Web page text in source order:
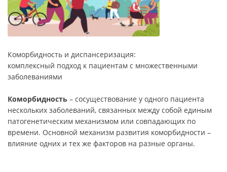
Коморбидность и диспансеризация:
комплексный подход к пациентам с множественными
заболеваниями
Коморбидность – сосуществование у одного пациента
нескольких заболеваний, связанных между собой единым
патогенетическим механизмом или совпадающих по
времени. Основной механизм развития коморбидности –
влияние одних и тех же факторов на разные органы.